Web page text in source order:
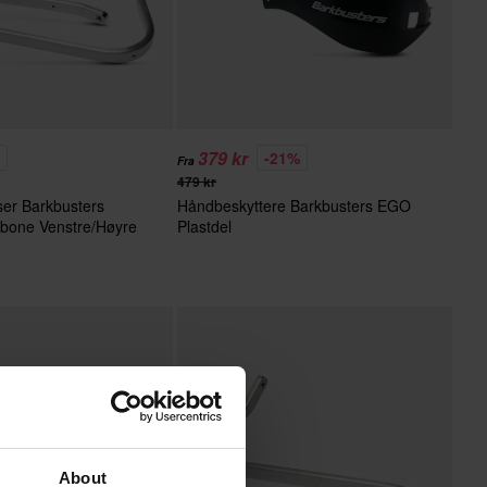
About
Barkbusters
Venstre/Høyre
Fra 379 kr -21%
479 kr
Håndbeskyttere Barkbusters EGO
Plastdel